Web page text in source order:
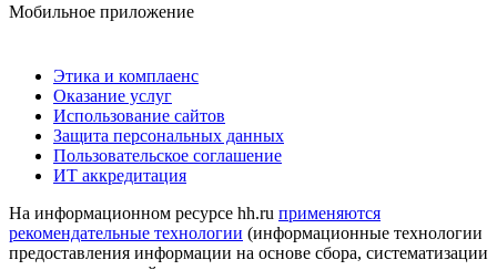
Мобильное приложение
Этика и комплаенс
Оказание услуг
Использование сайтов
Защита персональных данных
Пользовательское соглашение
ИТ аккредитация
На информационном ресурсе hh.ru применяются
рекомендательные технологии (информационные технологии
предоставления информации на основе сбора, систематизации